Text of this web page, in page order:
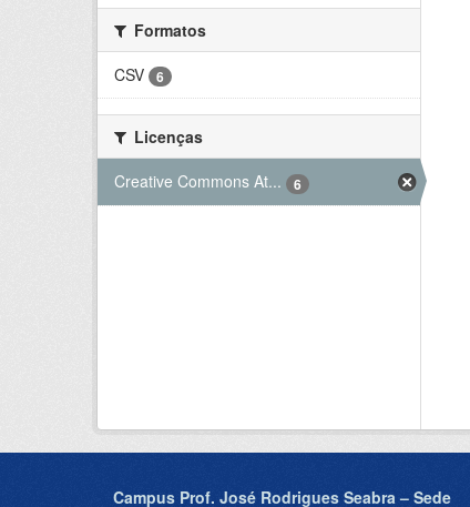
Formatos
CSV
6
Licenças
Creative Commons At...
6
Campus Prof. José Rodrigues Seabra – Sede